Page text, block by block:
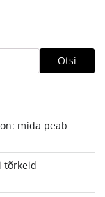
Otsi
mida peab
tõrkeid